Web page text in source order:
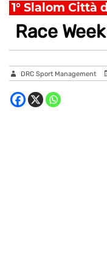
1° Slalom Città
Race
DRC Sport Management